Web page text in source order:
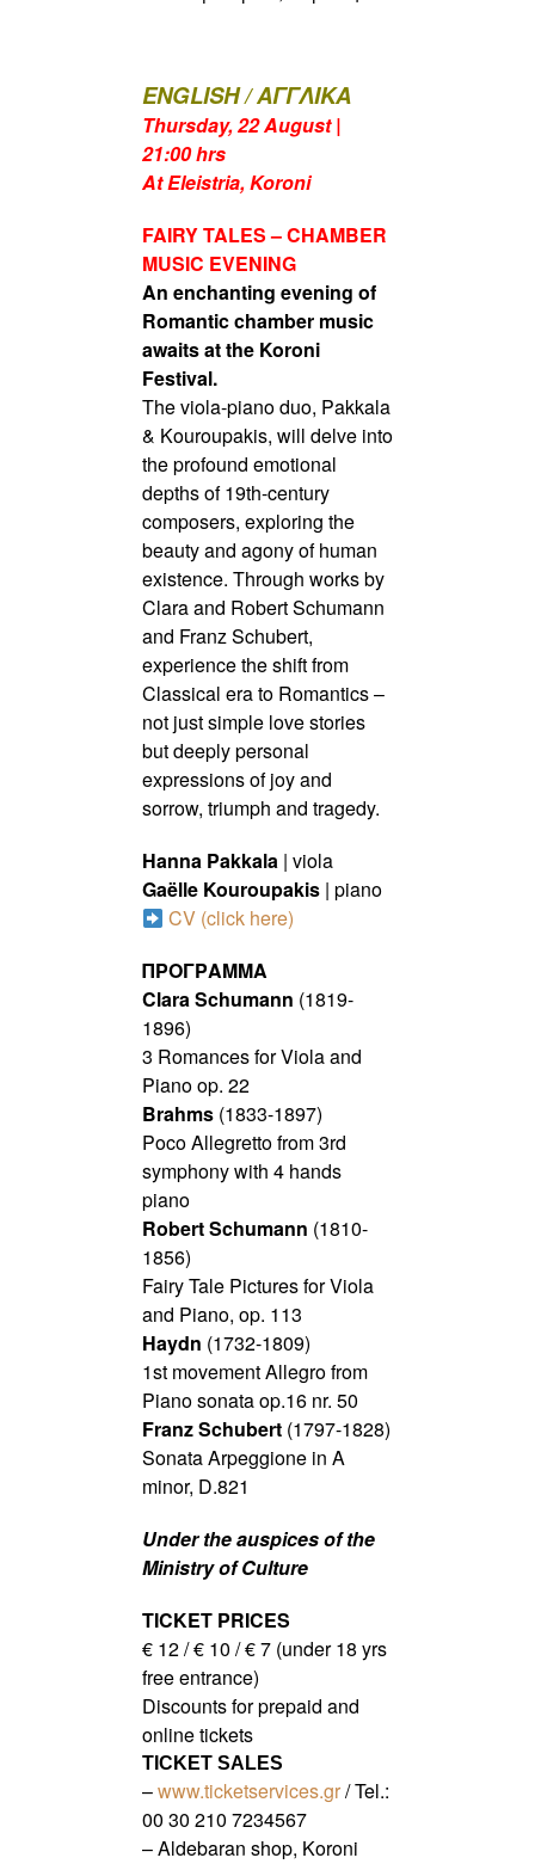
ENGLISH / ΑΓΓΛΙΚΑ
Thursday,22 August |
21:00 hrs
At Eleistria, Koroni
FAIRY TALES – CHAMBER
MUSIC EVENING
An enchanting evening of
Romantic chamber music
awaits at the Koroni
Festival.
The viola-piano duo, Pakkala
& Kouroupakis, will delve into
the profound emotional
depths of 19th-century
composers, exploring the
beauty and agony ofhuman
existence. Through works by
Clara and Robert Schumann
and FranzSchubert,
experience the shift from
Classical era to Romantics –
not just simple love stories
but deeply personal
expressions of joy and
sorrow, triumph and tragedy.
Hanna Pakkala | viola
Gaëlle Kouroupakis | piano
CV (click here)
ΠΡΟΓΡΑΜΜΑ
Clara Schumann (1819-
1896)
3 Romances for Viola and
Piano op. 22
Brahms (1833-1897)
Poco Allegretto from 3rd
symphony with 4 hands
piano
Robert Schumann (1810-
1856)
Fairy Tale Pictures for Viola
and Piano, op. 113
Haydn (1732-1809)
1st movement Allegro from
Piano sonata op.16 nr. 50
Franz Schubert (1797-1828)
Sonata Arpeggione in A
minor, D.821
Under the auspices of the
Ministry of Culture
TICKET PRICES
€ 12 / € 10 / € 7 (under 18 yrs
free entrance)
Discounts for prepaid and
online tickets
TICKET SALES
–www.ticketservices.gr/ Tel.:
00 30 210 7234567
– Aldebaran shop, Koroni